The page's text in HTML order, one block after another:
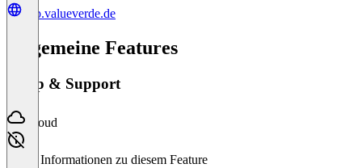
app.valueverde.de
Allgemeine Features
Setup & Support
Cloud
Keine Informationen zu diesem Feature